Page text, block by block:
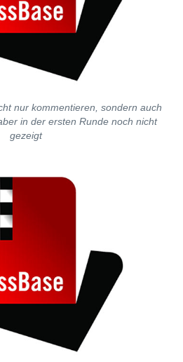
nur kommentieren, sondern auch
in der ersten Runde noch nicht
gezeigt